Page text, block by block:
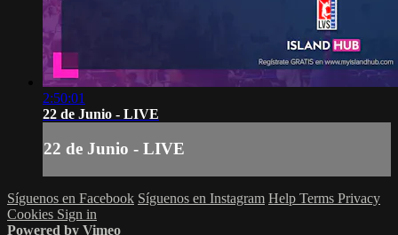
2:50:01
22 de Junio - LIVE
22 de Junio - LIVE
Síguenos en Facebook Síguenos en Instagram Help Terms Privacy
Cookies Sign in
Powered by Vimeo